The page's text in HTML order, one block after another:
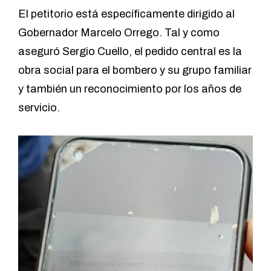
El petitorio está específicamente dirigido al
Gobernador Marcelo Orrego. Tal y como
aseguró Sergio Cuello, el pedido central es la
obra social para el bombero y su grupo familiar
y también un reconocimiento por los años de
servicio.